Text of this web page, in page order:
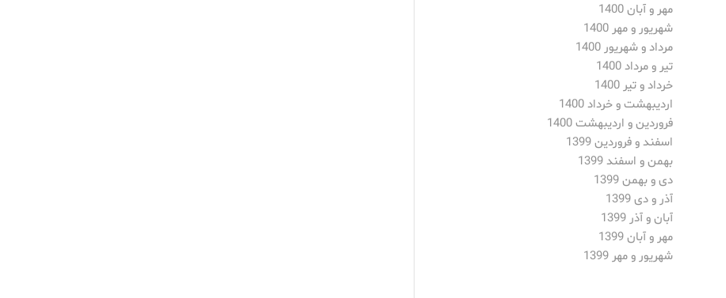
مهر و آبان 1400
شهریور و مهر 1400
مرداد و شهریور 1400
تیر و مرداد 1400
خرداد و تیر 1400
اردیبهشت و خرداد 1400
فروردین و اردیبهشت 1400
اسفند و فروردین 1399
بهمن و اسفند 1399
دی و بهمن 1399
آذر و دی 1399
آبان و آذر 1399
مهر و آبان 1399
شهریور و مهر 1399